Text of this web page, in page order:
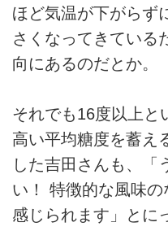
ほど気温が下がらず
さくなってきている
向にあるのだとか。
それでも16度以上と
高い平均糖度を蓄え
した吉田さんも、「
い！ 特徴的な風味の
感じられます」とに